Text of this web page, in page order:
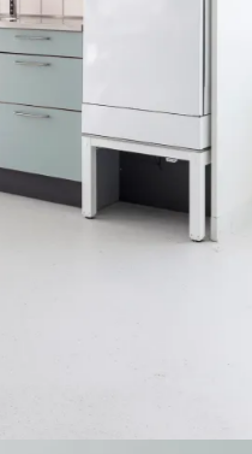
kan benyttes til